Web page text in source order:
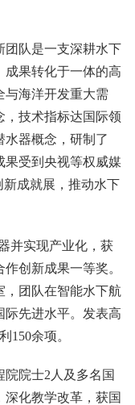
团队是一支深耕水下
成果转化于一体的高
与海洋开发重大需
，技术指标达国际领
水器概念，研制了
果受到央视等权威媒
新成就展，推动水下
并实现产业化，获
创新成果一等奖。
，团队在智能水下航
际先进水平。发表高
150余项。
院士2人及多名国
化教学改革，获国